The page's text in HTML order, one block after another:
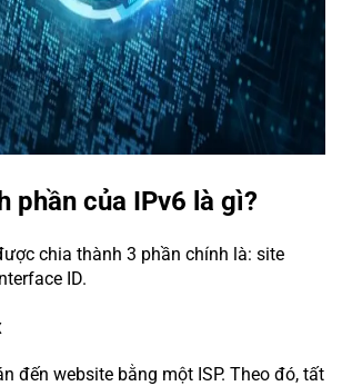
phần của IPv6 là gì?
chia thành 3 phần chính là: site
ID.
đến website bằng một ISP. Theo đó, tất